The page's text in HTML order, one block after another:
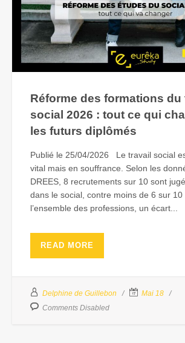
Réforme des formations du
social 2026 : tout ce qui
les futurs diplômés
Publié le 25/04/2026 Le travail social
vital mais en souffrance. Selon les
DREES, 8 recrutements sur 10 sont
dans le social, contre moins de 6 sur 10
l’ensemble des professions, un écart...
READ MORE
Delphine de Guillebon
Mai 18
Comments Disabled